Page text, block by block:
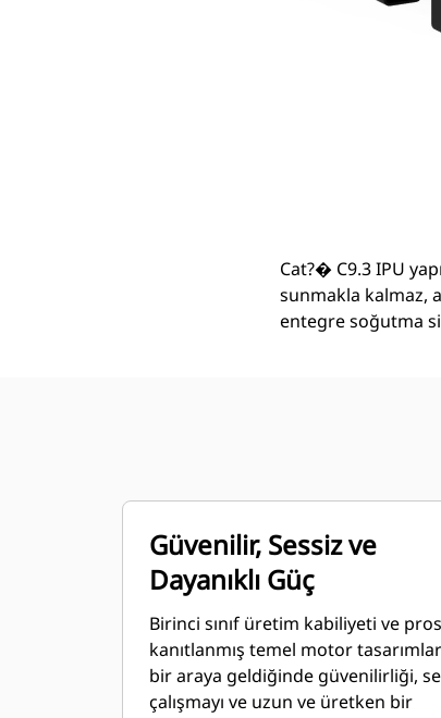
Cat?� C9.3 IPU
sunmakla kalmaz,
entegre soğutma
Güvenilir, Sessiz ve
Dayanıklı Güç
Birinci sınıf üretim kabiliyeti ve
kanıtlanmış temel motor
bir araya geldiğinde güvenilirliği,
çalışmayı ve uzun ve üretken bir